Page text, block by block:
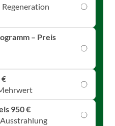
– Preis
€
950 €